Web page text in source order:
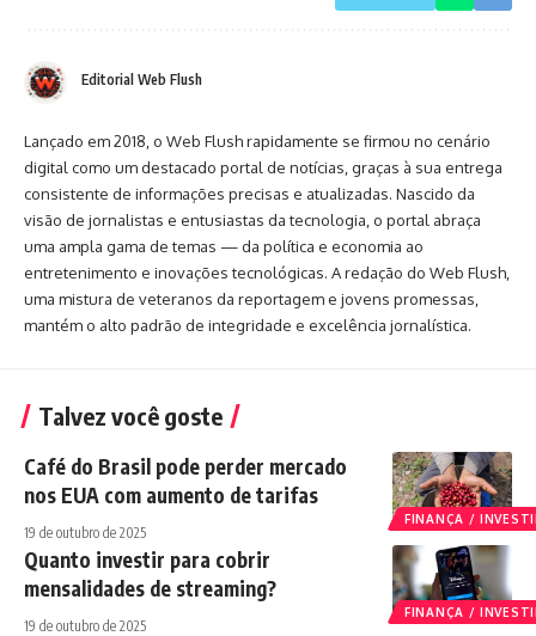
Editorial Web Flush
Lançado em 2018, o Web Flush rapidamente se firmou no cenário
digital como um destacado portal de notícias, graças à sua entrega
consistente de informações precisas e atualizadas. Nascido da
visão de jornalistas e entusiastas da tecnologia, o portal abraça
uma ampla gama de temas — da política e economia ao
entretenimento e inovações tecnológicas. A redação do Web Flush,
uma mistura de veteranos da reportagem e jovens promessas,
mantém o alto padrão de integridade e excelência jornalística.
Talvez você goste
FINANÇA /
Café do Brasil pode perder mercado
nos EUA com aumento de tarifas
19 de outubro de 2025
FINANÇA /
Quanto investir para cobrir
mensalidades de streaming?
19 de outubro de 2025